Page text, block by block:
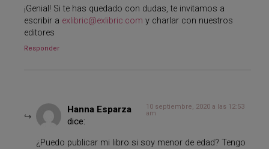
¡Genial! Si te has quedado con dudas, te invitamos a
escribir a exlibric@exlibric.com y charlar con nuestros
editores
Responder
Hanna Esparza
dice:
10 septiembre, 2020 a las 12:53
am
¿Puedo publicar mi libro si soy menor de edad? Tengo